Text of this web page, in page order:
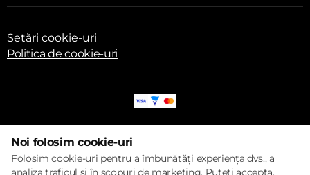
Setări cookie-uri
Politica de cookie-uri
© 2017 – 2026 ECOM
Noi folosim cookie-uri
Folosim cookie-uri pentru a îmbunătăți experiența dvs., a
analiza traficul și în scopuri de marketing. Puteți accepta,